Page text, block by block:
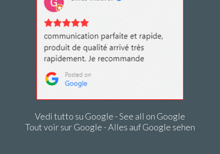
Vedi tutto su Google - See all on Google
Tout voir sur Google - Alles auf Google sehen